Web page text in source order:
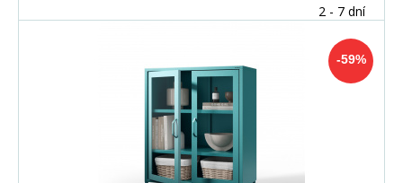
2 - 7 dní
-59%